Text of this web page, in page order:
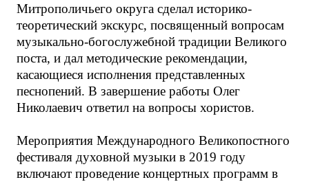
Митрополичьего округа сделал историко-
теоретический экскурс, посвященный вопросам
музыкально-богослужебной традиции Великого
поста, и дал методические рекомендации,
касающиеся исполнения представленных
песнопений. В завершение работы Олег
Николаевич ответил на вопросы хористов.
Мероприятия Международного Великопостного
фестиваля духовной музыки в 2019 году
включают проведение концертных программ в